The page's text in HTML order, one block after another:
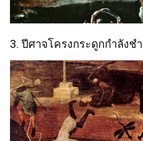
3. ปีศาจโครงกระดูกกำลังช